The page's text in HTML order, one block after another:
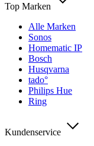
Top Marken
Alle Marken
Sonos
Homematic IP
Bosch
Husqvarna
tado°
Philips Hue
Ring
Kundenservice